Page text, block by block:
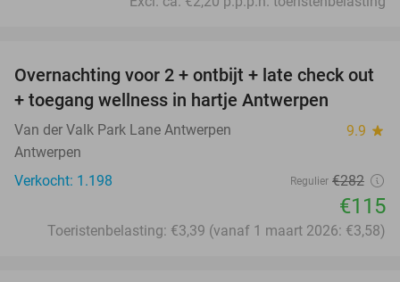
59%
Overnachting voor 2 + ontbijt + late check out
+ toegang wellness in hartje Antwerpen
Van der Valk Park Lane Antwerpen 9.9 star
Antwerpen
Verkocht: 1.198
Regulier €282
€115
Toeristenbelasting: €3,39 (vanaf 1 maart 2026: €3,58)